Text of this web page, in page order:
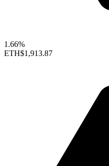
1.66%
ETH$1,913.87